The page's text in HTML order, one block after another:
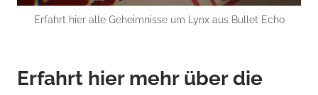
Erfahrt hier alle Geheimnisse um Lynx aus Bullet Echo
Erfahrt hier mehr über die